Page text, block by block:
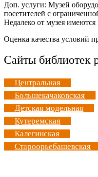
Доп. услуги: Музей
посетителей с
Недалеко от музея
Оценка качества условий
Сайты библиотек
Центральная
Большекачаковская
Детская модельная
Кутеремская
Калегинская
Староорьебашевская